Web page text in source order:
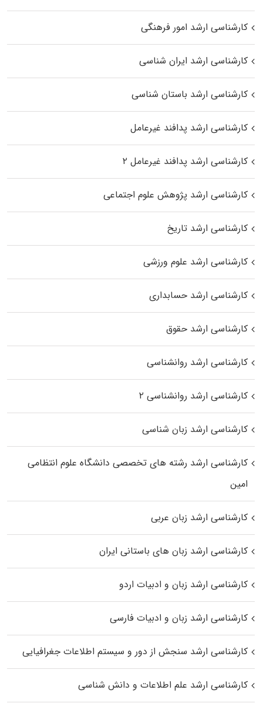
کارشناسی ارشد امور فرهنگی
کارشناسی ارشد ایران شناسی
کارشناسی ارشد باستان شناسی
کارشناسی ارشد پدافند غیرعامل
کارشناسی ارشد پدافند غیرعامل ۲
کارشناسی ارشد پژوهش علوم اجتماعی
کارشناسی ارشد تاریخ
کارشناسی ارشد علوم ورزشی
کارشناسی ارشد حسابداری
کارشناسی ارشد حقوق
کارشناسی ارشد روانشناسی
کارشناسی ارشد روانشناسی ۲
کارشناسی ارشد زبان شناسی
کارشناسی ارشد رﺷﺘﻪ ﻫﺎی تخصصی داﻧﺸﮕﺎه ﻋﻠﻮم انتظامی
اﻣﻴﻦ
کارشناسی ارشد زبان عربی
کارشناسی ارشد زبان‌ های باستانی ایران
کارشناسی ارشد زبان و ادبیات اردو
کارشناسی ارشد زبان و ادبیات فارسی
کارشناسی ارشد سنجش از دور و سیستم اطلاعات جغرافیایی
کارشناسی ارشد علم اطلاعات و دانش شناسی